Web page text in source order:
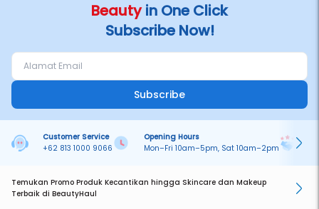
Beautyin One Click
Subscribe Now!
Subscribe
Customer Service
+62 813 1000 9066
Opening Hours
Mon–Fri 10am–5pm, Sat 10am–2pm
Temukan Promo Produk Kecantikan hingga Skincare dan Makeup
Terbaik di BeautyHaul